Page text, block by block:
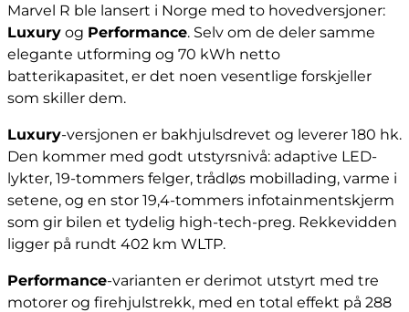
Marvel R ble lansert i Norge med to hovedversjoner:
Luxury og Performance. Selv om de deler samme
elegante utforming og 70 kWh netto
batterikapasitet, er det noen vesentlige forskjeller
som skiller dem.
Luxury-versjonen er bakhjulsdrevet og leverer 180 hk.
Den kommer med godt utstyrsnivå: adaptive LED-
lykter, 19-tommers felger, trådløs mobillading, varme i
setene, og en stor 19,4-tommers infotainmentskjerm
som gir bilen et tydelig high-tech-preg. Rekkevidden
ligger på rundt 402 km WLTP.
Performance-varianten er derimot utstyrt med tre
motorer og firehjulstrekk, med en total effekt på 288